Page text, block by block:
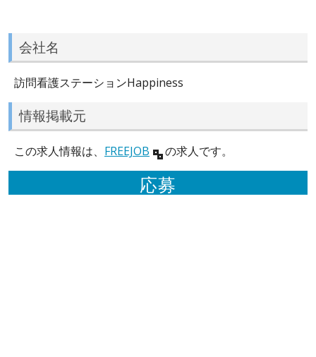
会社名
訪問看護ステーションHappiness
情報掲載元
この求人情報は、 FREEJOB の求人です。
応募